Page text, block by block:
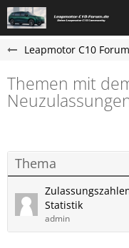
Leapmotor C10
Themen mit
Thema
Statistik
admin